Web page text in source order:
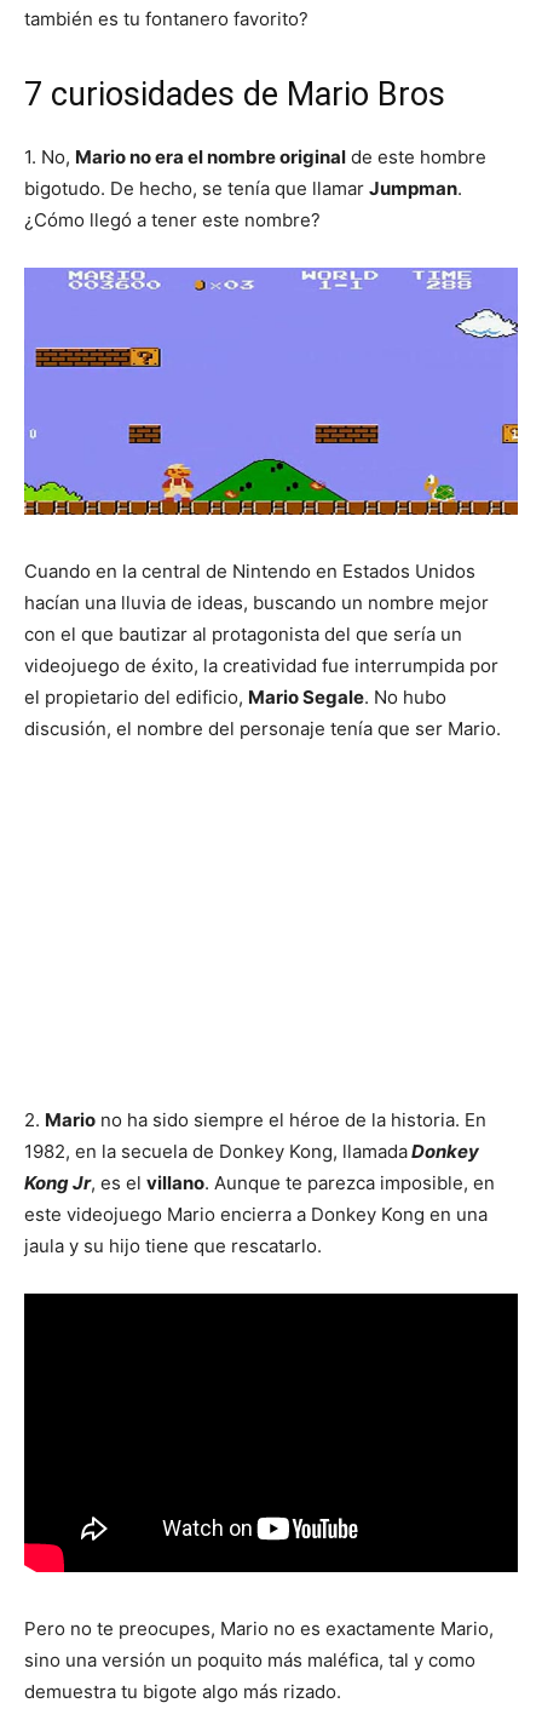
también es tu fontanero favorito?
7 curiosidades de Mario Bros
1. No, Mario no era el nombre original de este hombre
bigotudo. De hecho, se tenía que llamar Jumpman.
¿Cómo llegó a tener este nombre?
Cuando en la central de Nintendo en Estados Unidos
hacían una lluvia de ideas, buscando un nombre mejor
con el que bautizar al protagonista del que sería un
videojuego de éxito, la creatividad fue interrumpida por
el propietario del edificio, Mario Segale. No hubo
discusión, el nombre del personaje tenía que ser Mario.
2. Mario no ha sido siempre el héroe de la historia. En
1982, en la secuela de Donkey Kong, llamadaDonkey
Kong Jr, es el villano. Aunque te parezca imposible, en
este videojuego Mario encierra a Donkey Kong en una
jaula y su hijo tiene que rescatarlo.
Pero no te preocupes, Mario no es exactamente Mario,
sino una versión un poquito más maléfica, tal y como
demuestra tu bigote algo más rizado.